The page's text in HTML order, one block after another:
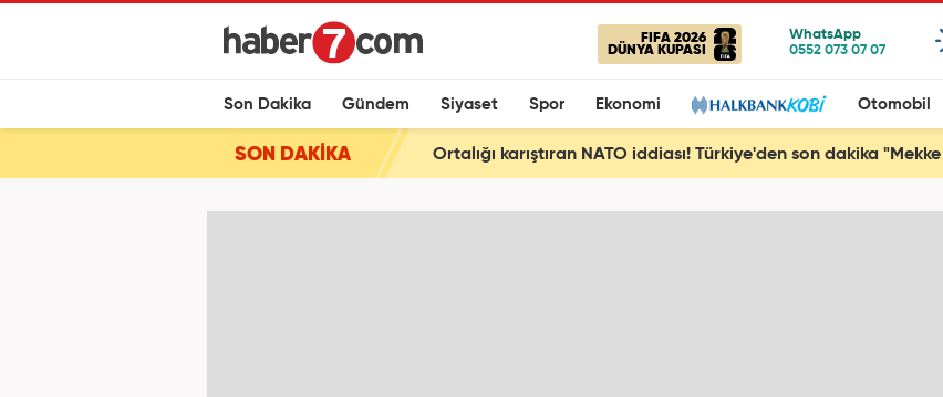
FIFA 2026
DÜNYA KUPASI
Son Dakika Gündem Siyaset Spor Ekonomi Otomobil
SON DAKİKA Ortalığı karıştıran NATO iddiası! Türkiye'den son dakika